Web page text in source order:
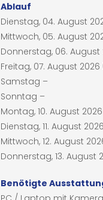
Ablauf
Dienstag, 04. August
Mittwoch, 05. August
Donnerstag, 06. August
Freitag, 07. August 2026
Samstag –
Sonntag –
Montag, 10. August
Dienstag, 11. August
Mittwoch, 12. August
Donnerstag, 13. August
Benötigte